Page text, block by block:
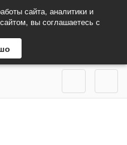
сайта, аналитики и
вы соглашаетесь с